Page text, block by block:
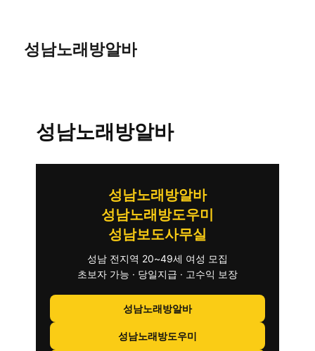
성남노래방알바
성남노래방알바
성남노래방알바
성남노래방도우미
성남보도사무실
성남 전지역 20~49세 여성 모집
초보자 가능 · 당일지급 · 고수익 보장
성남노래방알바
성남노래방도우미